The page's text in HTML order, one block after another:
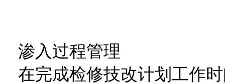
渗入过程管理
在完成检修技改计划工作